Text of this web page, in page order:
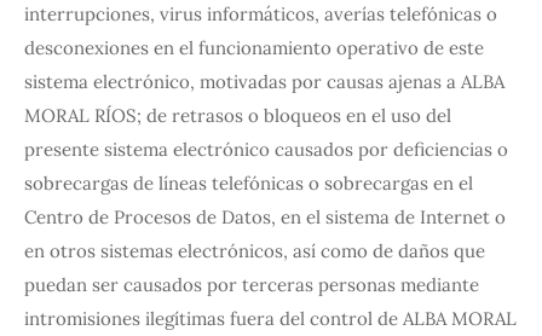
interrupciones, virus informáticos, averías telefónicas o
desconexiones en el funcionamiento operativo de este
sistema electrónico, motivadas por causas ajenas a ALBA
MORAL RÍOS; de retrasos o bloqueos en el uso del
presente sistema electrónico causados por deficiencias o
sobrecargas de líneas telefónicas o sobrecargas en el
Centro de Procesos de Datos, en el sistema de Internet o
en otros sistemas electrónicos, así como de daños que
puedan ser causados por terceras personas mediante
intromisiones ilegítimas fuera del control de ALBA MORAL